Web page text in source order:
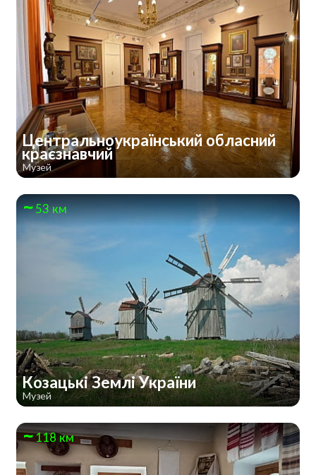
Центральноукраїнський обласний
краєзнавчий
Музей
53 км
Козацькі Землі України
Музей
118 км